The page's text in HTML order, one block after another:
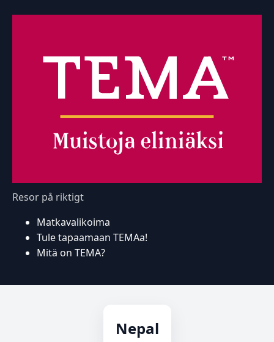
Resor på riktigt
Matkavalikoima
Tule tapaamaan TEMAa!
Mitä on TEMA?
Nepal